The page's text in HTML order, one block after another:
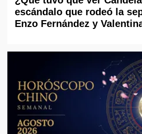
escándalo que rodeó la
Enzo Fernández y